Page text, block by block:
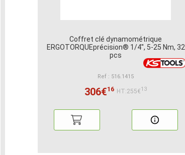
Coffret clé dynamométrique
ERGOTORQUEprécision® 1/4'', 5-25 Nm, 32
pcs
Ref : 516.1415
306€16 HT:255€13